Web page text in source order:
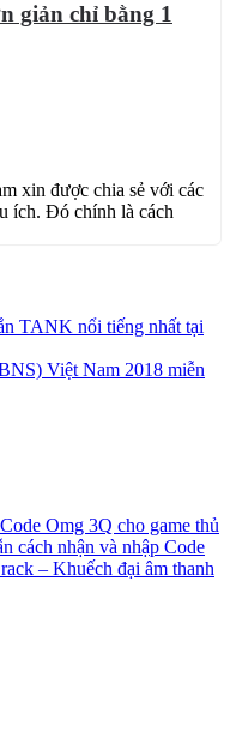
giản chỉ bằng 1
xin được chia sẻ với các
ích. Đó chính là cách
TANK nổi tiếng nhất tại
Việt Nam 2018 miễn
Omg 3Q cho game thủ
cách nhận và nhập Code
– Khuếch đại âm thanh